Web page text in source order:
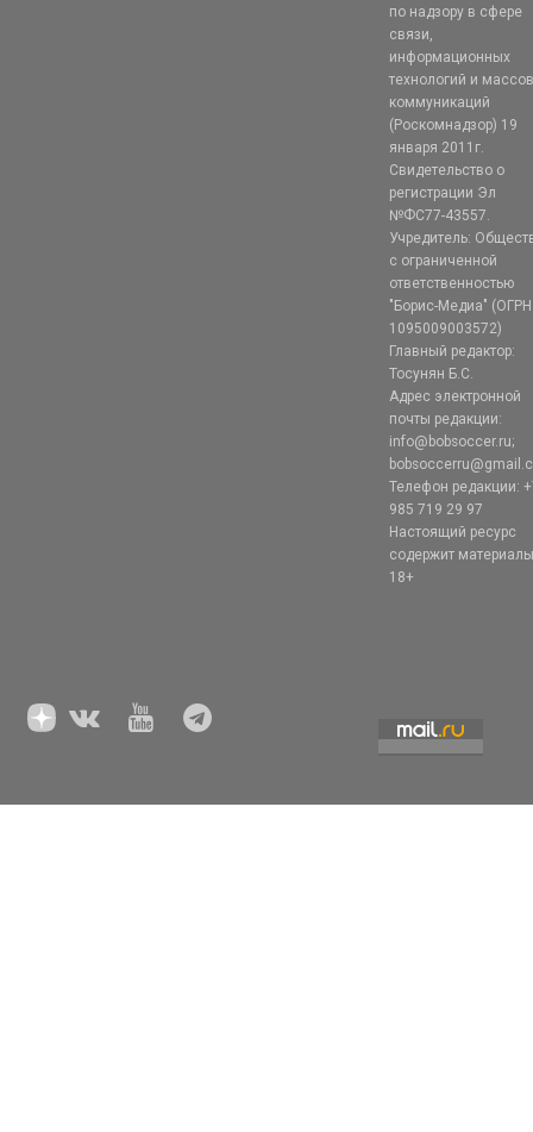
по надзору в сфере
связи,
информационных
технологий и
коммуникаций
(Роскомнадзор) 19
января 2011г.
Свидетельство о
регистрации Эл
№ФС77-43557.
Учредитель:
с ограниченной
ответственностью
"Борис-Медиа" (ОГРН
1095009003572)
Главный редактор:
Тосунян Б.С.
Адрес электронной
почты редакции:
info@bobsoccer.ru;
Телефон редакции:
985 719 29 97
Настоящий ресурс
содержит
18+